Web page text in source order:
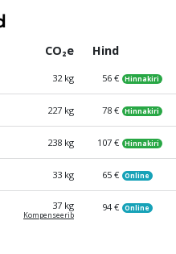
CO₂e Hind
32 kg 56 € Hinnakiri
227 kg 78 € Hinnakiri
238 kg 107 € Hinnakiri
33 kg 65 € Online
37 kg
Kompen­seerib
94 € Online